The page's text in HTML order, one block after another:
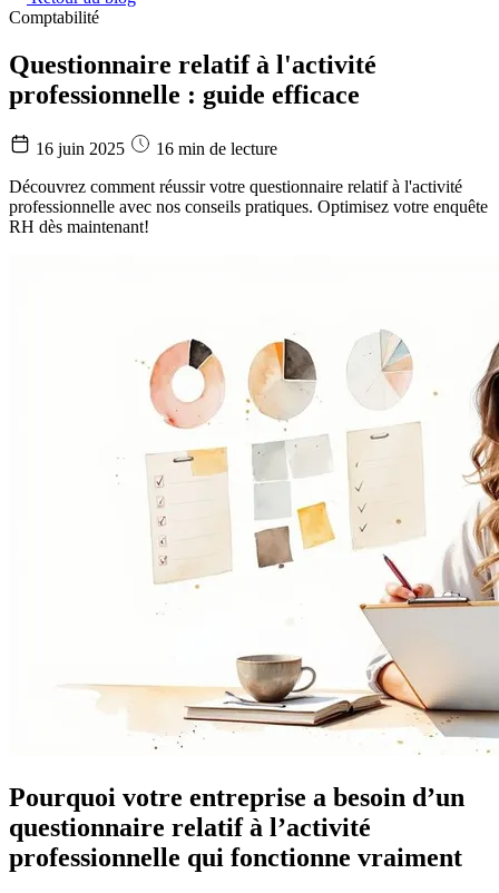
Comptabilité
Questionnaire relatif à l'activité
professionnelle : guide efficace
16 juin 2025
16 min de lecture
Découvrez comment réussir votre questionnaire relatif à l'activité
professionnelle avec nos conseils pratiques. Optimisez votre enquête
RH dès maintenant!
Pourquoi votre entreprise a besoin d’un
questionnaire relatif à l’activité
professionnelle qui fonctionne vraiment